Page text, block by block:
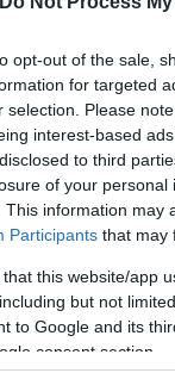
opt-out of the sale,
for targeted
selection. Please
interest-based
to third
of your personal
This information may
Participants that may
that this website/app
but not
to Google and its
consent section.